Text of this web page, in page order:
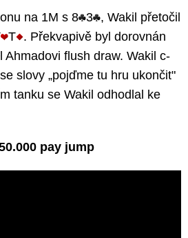
na 1M s 8 3 , Wakil přetočil
T . Překvapivě byl dorovnán
Ahmadovi flush draw. Wakil c-
slovy „pojďme tu hru ukončit"
tanku se Wakil odhodlal ke
pay jump